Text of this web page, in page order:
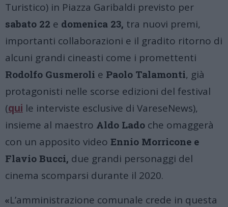
Turistico) in Piazza Garibaldi previsto per
sabato 22 e domenica 23, tra nuovi premi,
importanti collaborazioni e il gradito ritorno di
alcuni grandi cineasti come i promettenti
Rodolfo Gusmeroli e Paolo Talamonti, già
protagonisti nelle scorse edizioni del festival
(qui le interviste esclusive di VareseNews),
insieme al maestro Aldo Lado che omaggerà
con un apposito video Ennio Morricone e
Flavio Bucci, due grandi personaggi del
cinema scomparsi durante il 2020.
«L’amministrazione comunale crede in questa